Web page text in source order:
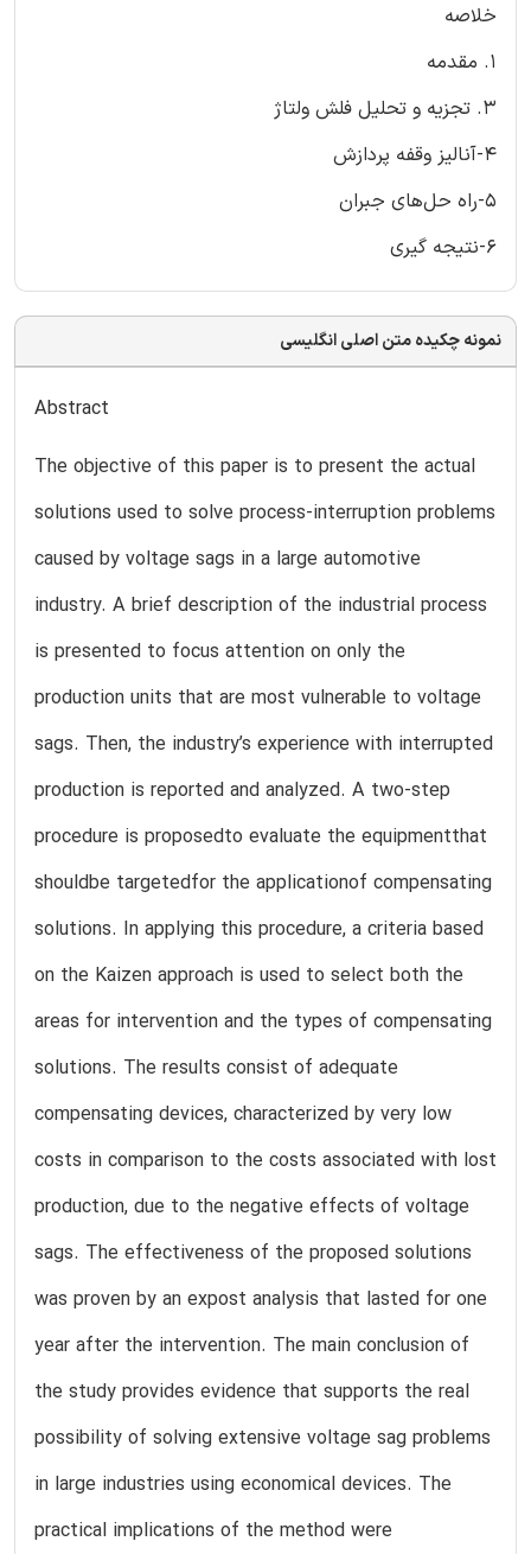
خلاصه
1. مقدمه
3. تجزیه و تحلیل فلش ولتاژ
4-آنالیز وقفه پردازش
5-راه حل‌های جبران
6-نتیجه گیری
نمونه چکیده متن اصلی انگلیسی
Abstract
The objective of this paper is to present the actual
solutions used to solve process-interruption problems
caused by voltage sags in a large automotive
industry. A brief description of the industrial process
is presented to focus attention on only the
production units that are most vulnerable to voltage
sags. Then, the industry’s experience with interrupted
production is reported and analyzed. A two-step
procedure is proposedto evaluate the equipmentthat
shouldbe targetedfor the applicationof compensating
solutions. In applying this procedure, a criteria based
on the Kaizen approach is used to select both the
areas for intervention and the types of compensating
solutions. The results consist of adequate
compensating devices, characterized by very low
costs in comparison to the costs associated with lost
production, due to the negative effects of voltage
sags. The effectiveness of the proposed solutions
was proven by an expost analysis that lasted for one
year after the intervention. The main conclusion of
the study provides evidence that supports the real
possibility of solving extensive voltage sag problems
in large industries using economical devices. The
practical implications of the method were